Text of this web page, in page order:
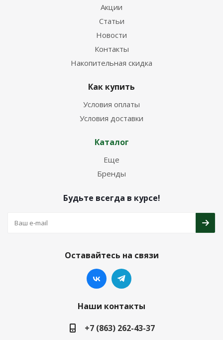
Акции
Статьи
Новости
Контакты
Накопительная скидка
Как купить
Условия оплаты
Условия доставки
Каталог
Еще
Бренды
Будьте всегда в курсе!
Оставайтесь на связи
Наши контакты
+7 (863) 262-43-37